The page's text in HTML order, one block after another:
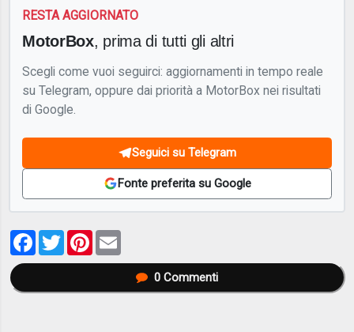
RESTA AGGIORNATO
MotorBox, prima di tutti gli altri
Scegli come vuoi seguirci: aggiornamenti in tempo reale
su Telegram, oppure dai priorità a MotorBox nei risultati
di Google.
Seguici su Telegram
Fonte preferita su Google
Facebook
TwitterPinterest
0Commenti